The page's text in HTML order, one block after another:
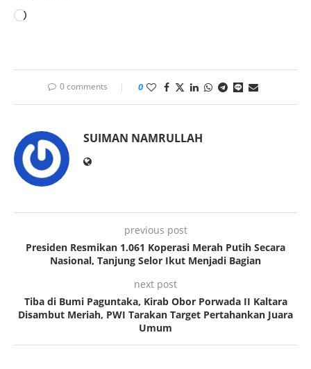
0 comments 0
SUIMAN NAMRULLAH
previous post
Presiden Resmikan 1.061 Koperasi Merah Putih Secara
Nasional, Tanjung Selor Ikut Menjadi Bagian
next post
Tiba di Bumi Paguntaka, Kirab Obor Porwada II Kaltara
Disambut Meriah, PWI Tarakan Target Pertahankan Juara
Umum